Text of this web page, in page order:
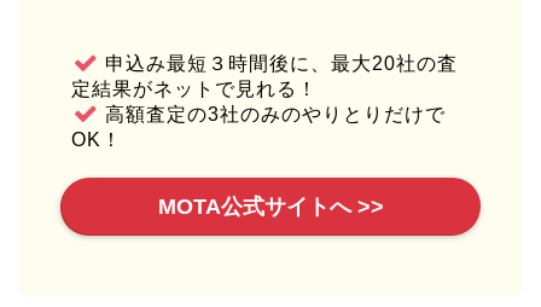
申込み最短３時間後に、最大20社の査
定結果がネットで見れる！
高額査定の3社のみのやりとりだけで
OK！
MOTA公式サイトへ >>